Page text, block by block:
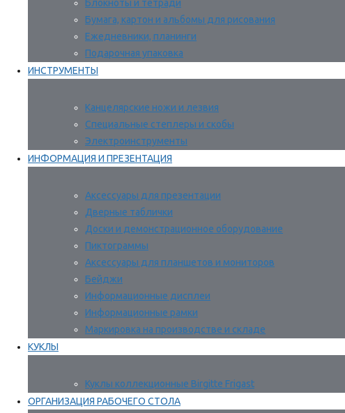
Блокноты и тетради
Бумага, картон и альбомы для рисования
Ежедневники, планинги
Подарочная упаковка
ИНСТРУМЕНТЫ
Канцелярские ножи и лезвия
Специальные степлеры и скобы
Электроинструменты
ИНФОРМАЦИЯ И ПРЕЗЕНТАЦИЯ
Аксессуары для презентации
Дверные таблички
Доски и демонстрационное оборудование
Пиктограммы
Аксессуары для планшетов и мониторов
Бейджи
Информационные дисплеи
Информационные рамки
Маркировка на производстве и складе
КУКЛЫ
Куклы коллекционные Birgitte Frigast
ОРГАНИЗАЦИЯ РАБОЧЕГО СТОЛА